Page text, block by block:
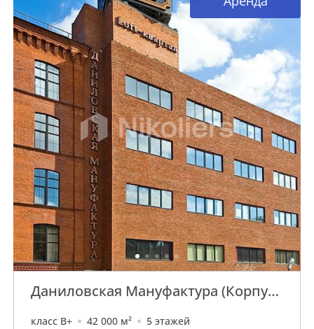
Даниловская Мануфактура (Корпус
класс B+ 42 000 м² 5 этажей